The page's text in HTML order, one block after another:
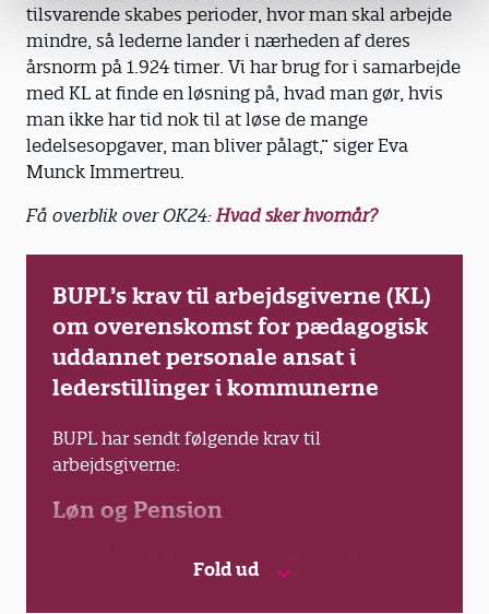
tilsvarende skabes perioder, hvor man skal arbejde
mindre, så lederne lander i nærheden af deres
årsnorm på 1.924 timer. Vi har brug for i samarbejde
med KL at finde en løsning på, hvad man gør, hvis
man ikke har tid nok til at løse de mange
ledelsesopgaver, man bliver pålagt,” siger Eva
Munck Immertreu.
Få overblik over OK24:Hvad sker hvornår?
BUPL’s krav til arbejdsgiverne (KL)
om overenskomst for pædagogisk
uddannet personale ansat i
lederstillinger i kommunerne
BUPL har sendt følgende krav til
arbejdsgiverne:
Løn og Pension
Udmøntning af den ekstraordinære
ramme (utilsigtede konsekvenser) fra
trepartsaftalen til løn
Fold ud